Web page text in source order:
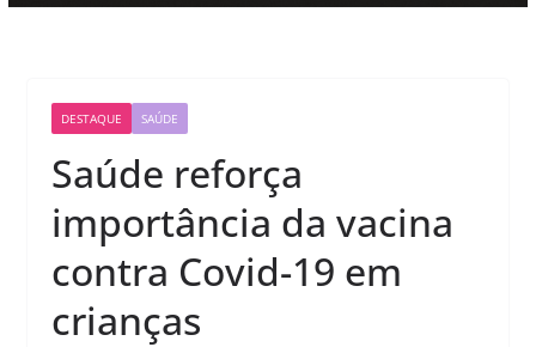
DESTAQUE SAÚDE
Saúde reforça
importância da vacina
contra Covid-19 em
crianças